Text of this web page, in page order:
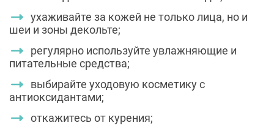
ухаживайте за кожей не только лица, но и
шеи и зоны декольте;
регулярно используйте увлажняющие и
питательные средства;
выбирайте уходовую косметику с
антиоксидантами;
откажитесь от курения;